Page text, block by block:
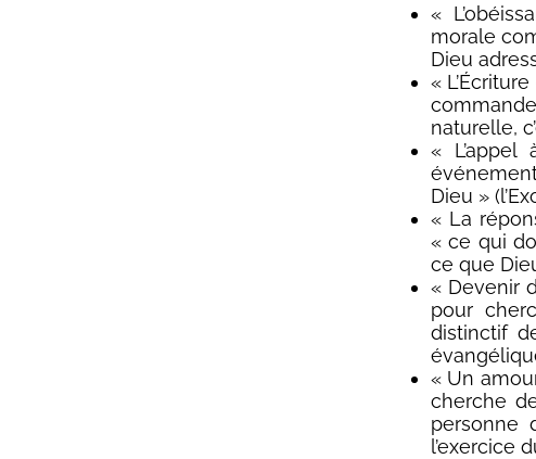
«
morale
Dieu
«
naturelle,
«
Dieu »
« La
« ce qui
ce que
« Devenir
pour
distinctif
« Un
cherche
personne
l’exercice